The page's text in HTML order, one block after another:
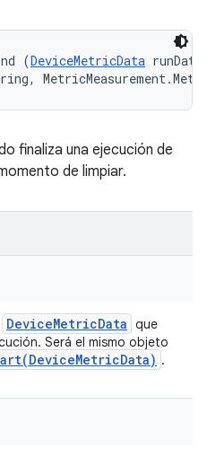
(DeviceMetricData
finaliza una ejecución de
de limpiar.
DeviceMetricData que
Será el mismo objeto
DeviceMetricData) .